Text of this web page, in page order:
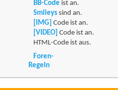
BB-Code ist an.
Smileyssind an.
[IMG] Code ist an.
[VIDEO] Code ist an.
HTML-Code ist aus.
Foren-
Regeln